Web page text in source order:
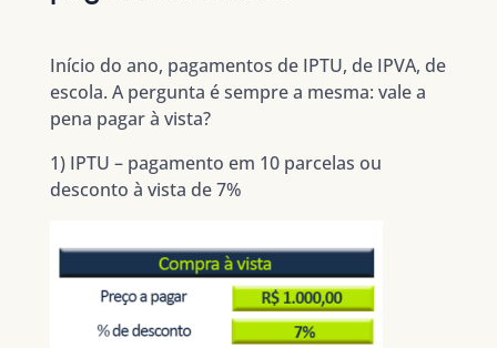
Início do ano, pagamentos de IPTU, de IPVA, de
escola. A pergunta é sempre a mesma: vale a
pena pagar à vista?
1) IPTU – pagamento em 10 parcelas ou
desconto à vista de 7%